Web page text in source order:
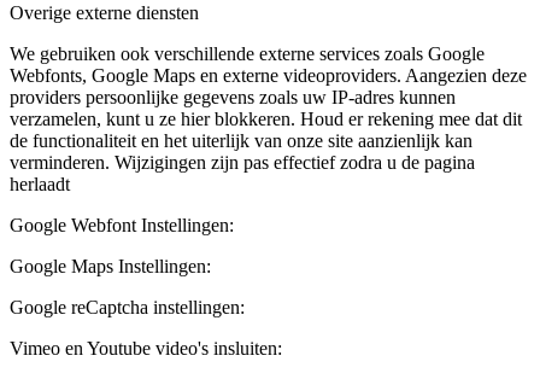
Overige externe diensten
We gebruiken ook verschillende externe services zoals Google
Webfonts, Google Maps en externe videoproviders. Aangezien deze
providers persoonlijke gegevens zoals uw IP-adres kunnen
verzamelen, kunt u ze hier blokkeren. Houd er rekening mee dat dit
de functionaliteit en het uiterlijk van onze site aanzienlijk kan
verminderen. Wijzigingen zijn pas effectief zodra u de pagina
herlaadt
Google Webfont Instellingen:
Google Maps Instellingen:
Google reCaptcha instellingen:
Vimeo en Youtube video's insluiten: